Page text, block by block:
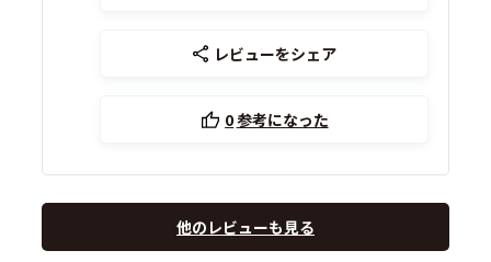
レビューをシェア
0参考になった
他のレビューも見る